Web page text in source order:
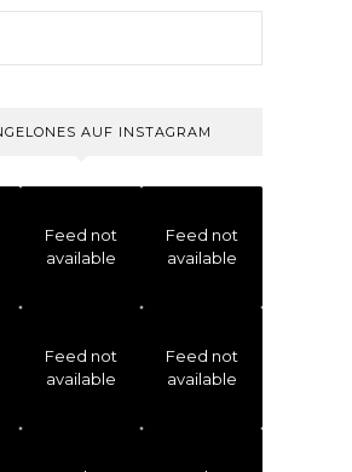
AUF INSTAGRAM
Feed not
available
Feed not
available
Feed not
available
Feed not
available